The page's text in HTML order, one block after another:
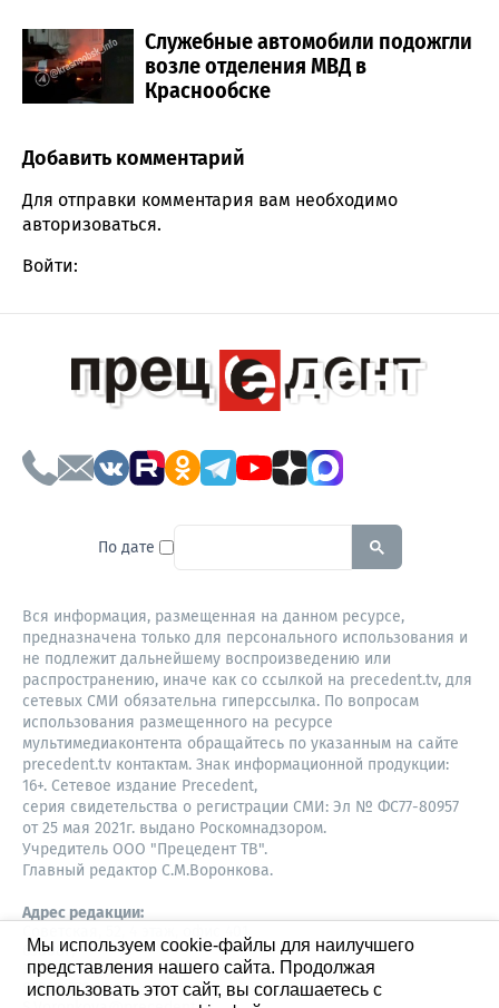
Служебные автомобили подожгли
возле отделения МВД в
Краснообске
Comment section
Добавить комментарий
Для отправки комментария вам необходимо
авторизоваться.
Войти:
По дате To search this site, enter a
Вся информация, размещенная на данном ресурсе,
предназначена только для персонального использования и
не подлежит дальнейшему воспроизведению или
распространению, иначе как со ссылкой на precedent.tv, для
сетевых СМИ обязательна гиперссылка. По вопросам
использования размещенного на ресурсе
мультимедиаконтента обращайтесь по указанным на сайте
precedent.tv контактам. Знак информационной продукции:
16+. Сетевое издание Precedent,
серия свидетельства о регистрации СМИ: Эл № ФС77-80957
от 25 мая 2021г. выдано Роскомнадзором.
Учредитель ООО "Прецедент ТВ".
Главный редактор С.М.Воронкова.
Адрес редакции:
630087,
Новосибирск
8-960-779-12-96,
Мы используем cookie-файлы для наилучшего
представления нашего сайта. Продолжая
использовать этот сайт, вы соглашаетесь с